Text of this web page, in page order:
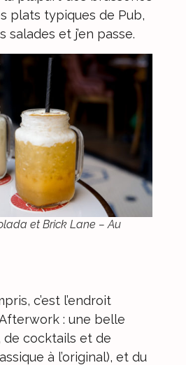
plats typiques de Pub,
salades et j’en passe.
et Brick Lane – Au
c’est l’endroit
: une belle
cocktails et de
à l’original), et du